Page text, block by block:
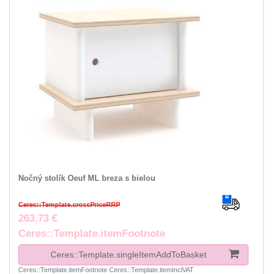
Nočný stolík Oeuf ML breza s bielou
Ceres::Template.crossPriceRRP
263,73 €
Ceres::Template.itemFootnote
Ceres::Template.singleItemAddToBasket
Ceres::Template.itemFootnote Ceres::Template.itemInclVAT